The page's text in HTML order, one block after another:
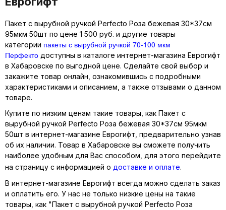
Пакет с вырубной ручкой Perfecto Роза бежевая 30*37см
95мкм 50шт по цене 1 500 руб. и другие товары
категории пакеты с вырубной ручкой 70-100 мкм
Перфекто доступны в каталоге интернет-магазина Еврогифт
в Хабаровске по выгодной цене. Сделайте свой выбор и
закажите товар онлайн, ознакомившись с подробными
характеристиками и описанием, а также отзывами о данном
товаре.
Купите по низким ценам такие товары, как Пакет с
вырубной ручкой Perfecto Роза бежевая 30*37см 95мкм
50шт в интернет-магазине Еврогифт, предварительно узнав
об их наличии. Товар в Хабаровске вы сможете получить
наиболее удобным для Вас способом, для этого перейдите
на страницу с информацией о доставке и оплате.
В интернет-магазине Еврогифт всегда можно сделать заказ
и оплатить его. У нас не только низкие цены на такие
товары, как "Пакет с вырубной ручкой Perfecto Роза